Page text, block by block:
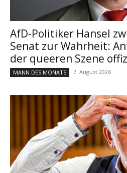
AfD-Politiker Hansel
Senat zur Wahrheit:
der queeren Szene
MANN DES MONATS 7. August 2026